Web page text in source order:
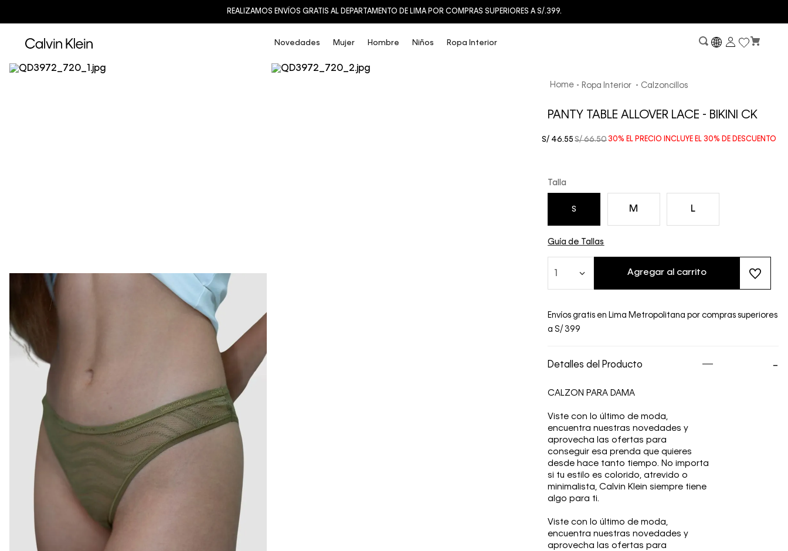
REALIZAMOS ENVÍOS GRATIS AL DEPARTAMENTO DE LIMA POR COMPRAS SUPERIORES A S/.399.
Novedades Mujer Hombre Niños Ropa Interior
Ropa Interior Calzoncillos
PANTY TABLE ALLOVER LACE - BIKINI CK
30% EL PRECIO INCLUYE EL 30% DE DESCUENTO
S/ 66.50
S/ 46.55
Talla
L
M
S
Guía de Tallas
1 Agregar al carrito
Envíos gratis en Lima Metropolitana por compras superiores
a S/ 399
Detalles del Producto
CALZON PARA DAMA
Viste con lo último de moda,
encuentra nuestras novedades y
aprovecha las ofertas para
conseguir esa prenda que quieres
desde hace tanto tiempo. No importa
si tu estilo es colorido, atrevido o
minimalista, Calvin Klein siempre tiene
algo para ti.
Viste con lo último de moda,
encuentra nuestras novedades y
aprovecha las ofertas para